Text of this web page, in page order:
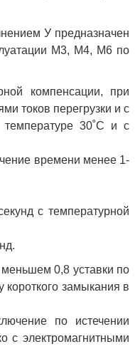
У предназначен
М3, М4, М6 по
компенсации, при
токов перегрузки и с
температуре 30˚С и с
времени менее 1-
с температурной
0,8 уставки по
короткого замыкания в
по истечении
с электромагнитными